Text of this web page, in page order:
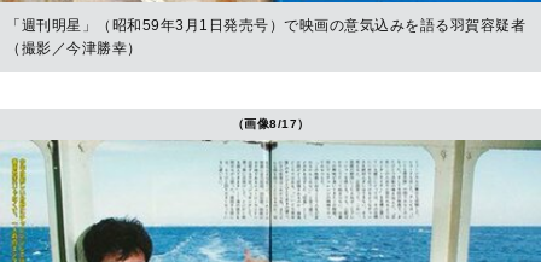
「週刊明星」（昭和59年3月1日発売号）で映画の意気込みを語る羽賀容疑者
（撮影／今津勝幸）
（画像8/17）